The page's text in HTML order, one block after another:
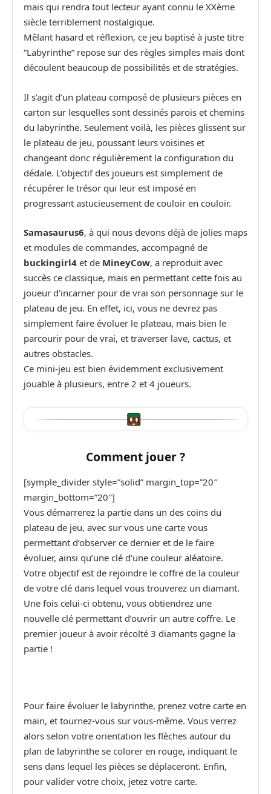
mais qui rendra tout lecteur ayant connu le XXème
siècle terriblement nostalgique.
Mêlant hasard et réflexion, ce jeu baptisé à juste titre
“Labyrinthe” repose sur des règles simples mais dont
découlent beaucoup de possibilités et de stratégies.
Il s’agit d’un plateau composé de plusieurs pièces en
carton sur lesquelles sont dessinés parois et chemins
du labyrinthe. Seulement voilà, les pièces glissent sur
le plateau de jeu, poussant leurs voisines et
changeant donc régulièrement la configuration du
dédale. L’objectif des joueurs est simplement de
récupérer le trésor qui leur est imposé en
progressant astucieusement de couloir en couloir.
Samasaurus6, à qui nous devons déjà de jolies maps
et modules de commandes, accompagné de
buckingirl4 et de MineyCow, a reproduit avec
succès ce classique, mais en permettant cette fois au
joueur d’incarner pour de vrai son personnage sur le
plateau de jeu. En effet, ici, vous ne devrez pas
simplement faire évoluer le plateau, mais bien le
parcourir pour de vrai, et traverser lave, cactus, et
autres obstacles.
Ce mini-jeu est bien évidemment exclusivement
jouable à plusieurs, entre 2 et 4 joueurs.
Comment jouer ?
[symple_divider style=”solid” margin_top=”20″
margin_bottom=”20″]
Vous démarrerez la partie dans un des coins du
plateau de jeu, avec sur vous une carte vous
permettant d’observer ce dernier et de le faire
évoluer, ainsi qu’une clé d’une couleur aléatoire.
Votre objectif est de rejoindre le coffre de la couleur
de votre clé dans lequel vous trouverez un diamant.
Une fois celui-ci obtenu, vous obtiendrez une
nouvelle clé permettant d’ouvrir un autre coffre. Le
premier joueur à avoir récolté 3 diamants gagne la
partie !
Pour faire évoluer le labyrinthe, prenez votre carte en
main, et tournez-vous sur vous-même. Vous verrez
alors selon votre orientation les flèches autour du
plan de labyrinthe se colorer en rouge, indiquant le
sens dans lequel les pièces se déplaceront. Enfin,
pour valider votre choix, jetez votre carte.